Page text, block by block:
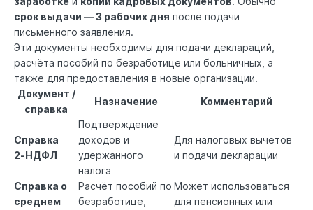
срок выдачи — 3 рабочих дня после подачи
письменного заявления.
Эти документы необходимы для подачи деклараций,
расчёта пособий по безработице или больничных, а
также для предоставления в новые организации.
Документ /
справка
Назначение Комментарий
Справка
2‑НДФЛ
Подтверждение
доходов и
удержанного
налога
Для налоговых вычетов
и подачи декларации
Справка о
среднем
Расчёт пособий по
безработице,
Может использоваться
для пенсионных или